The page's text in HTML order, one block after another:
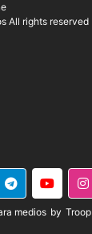
All rights reserved
medios by Troop